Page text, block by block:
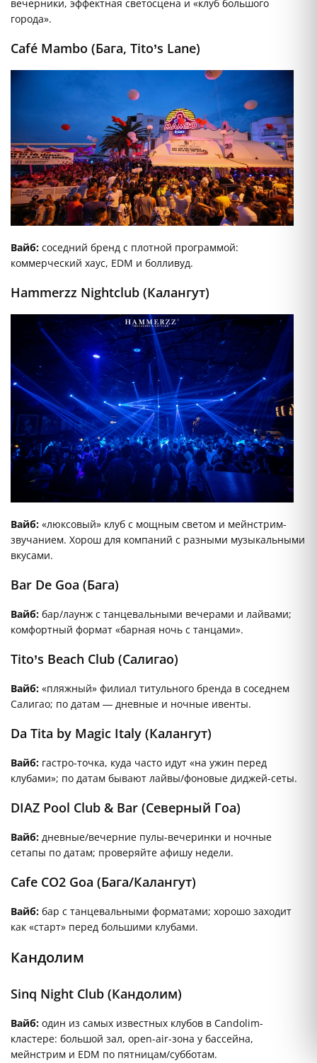
вечерники, эффектная светосцена и «клуб большого
города».
Café Mambo (Бага, Tito’s Lane)
Вайб: соседний бренд с плотной программой:
коммерческий хаус, EDM и болливуд.
Hammerzz Nightclub (Калангут)
Вайб: «люксовый» клуб с мощным светом и мейнстрим-
звучанием. Хорош для компаний с разными музыкальными
вкусами.
Bar De Goa (Бага)
Вайб: бар/лаунж с танцевальными вечерами и лайвами;
комфортный формат «барная ночь с танцами».
Tito’s Beach Club (Салигао)
Вайб: «пляжный» филиал титульного бренда в соседнем
Салигао; по датам — дневные и ночные ивенты.
Da Tita by Magic Italy (Калангут)
Вайб: гастро-точка, куда часто идут «на ужин перед
клубами»; по датам бывают лайвы/фоновые диджей-сеты.
DIAZ Pool Club & Bar (Северный Гоа)
Вайб: дневные/вечерние пулы-вечеринки и ночные
сетапы по датам; проверяйте афишу недели.
Cafe CO2 Goa (Бага/Калангут)
Вайб: бар с танцевальными форматами; хорошо заходит
как «старт» перед большими клубами.
Кандолим
Sinq Night Club (Кандолим)
Вайб: один из самых известных клубов в Candolim-
кластере: большой зал, open-air-зона у бассейна,
мейнстрим и EDM по пятницам/субботам.